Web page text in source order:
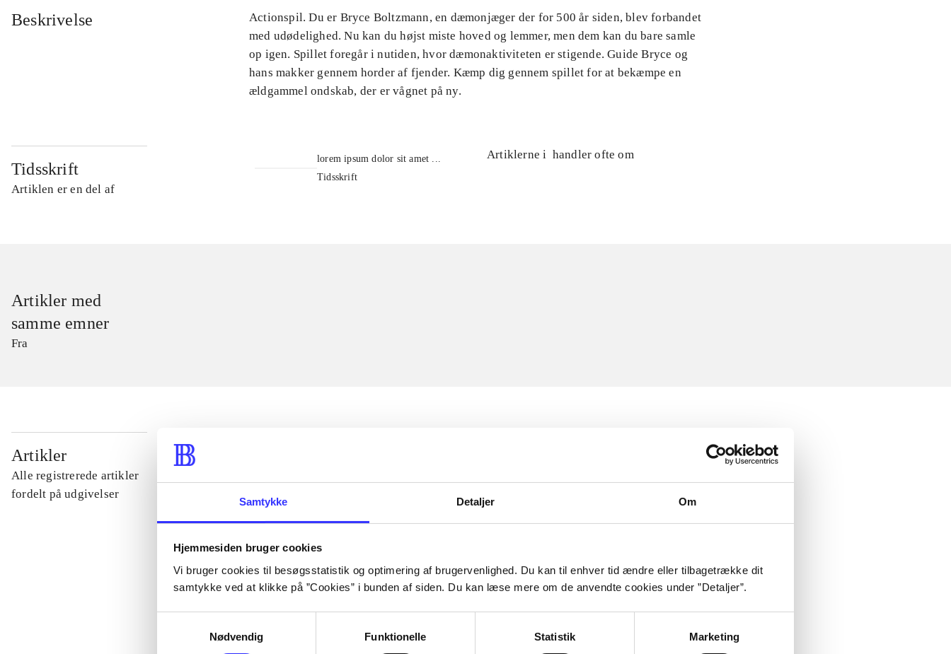
Samtykke Detaljer Om
Hjemmesiden bruger cookies
Vi bruger cookies til besøgsstatistik og optimering af brugervenlighed. Du kan til enhver tid ændre eller tilbagetrække dit
samtykke ved at klikke på ”Cookies” i bunden af siden. Du kan læse mere om de anvendte cookies under ”Detaljer”.
Nødvendig
Funktionelle Statistik Marketing
Beskrivelse
Actionspil. Du er Bryce Boltzmann, en dæmonjæger der for 500 år siden, blev forbandet
med udødelighed. Nu kan du højst miste hoved og lemmer, men dem kan du bare samle
op igen. Spillet foregår i nutiden, hvor dæmonaktiviteten er stigende. Guide Bryce og
hans makker gennem horder af fjender. Kæmp dig gennem spillet for at bekæmpe en
ældgammel ondskab, der er vågnet på ny.
Tidsskrift
Artiklen er en del af
lorem ipsum dolor sit amet ...
Tidsskrift
Artiklerne i handler ofte om
Artikler med
samme emner
Fra
Artikler
Alle registrerede artikler
fordelt på udgivelser
...